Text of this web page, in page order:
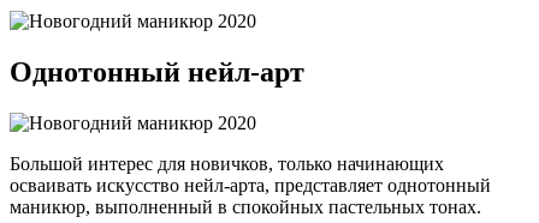
Однотонный нейл-арт
Большой интерес для новичков, только начинающих
осваивать искусство нейл-арта, представляет однотонный
маникюр, выполненный в спокойных пастельных тонах.